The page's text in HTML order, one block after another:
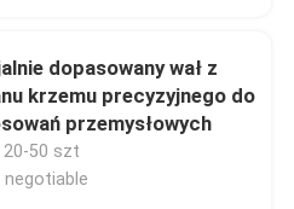
dopasowany wał z
krzemu precyzyjnego do
przemysłowych
20-50 szt
negotiable